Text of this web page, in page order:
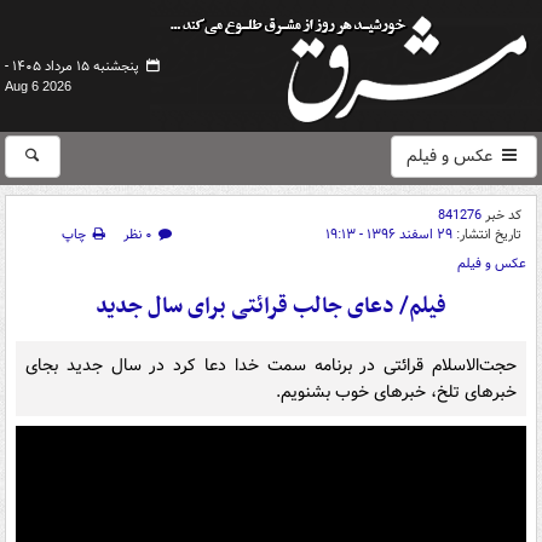
پنجشنبه ۱۵ مرداد ۱۴۰۵ -
Aug 6 2026
عکس و فیلم
کد خبر841276
تاریخ انتشار: ۲۹ اسفند ۱۳۹۶ - ۱۹:۱۳ ۰ نظر
چاپ
عکس و فیلم
فیلم/ دعای جالب قرائتی برای سال جدید
حجت‌الاسلام قرائتی در برنامه سمت خدا دعا کرد در سال جدید بجای
خبرهای تلخ، خبرهای خوب بشنویم.